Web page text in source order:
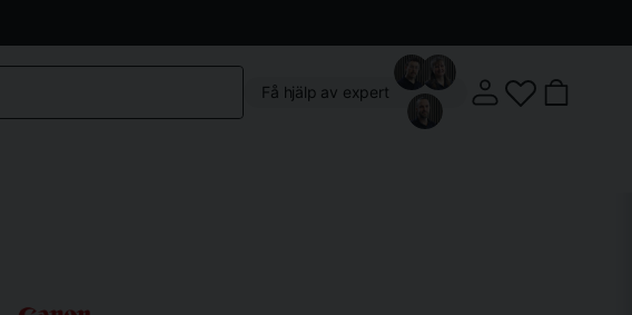
Få hjälp av expert